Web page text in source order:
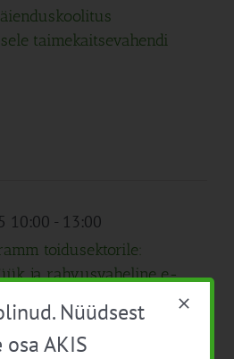
taimekaitsevahendi
10:00 - 13:00
toidusektorile:
ja rahvusvaheline e-
Nüüdsest
AKIS